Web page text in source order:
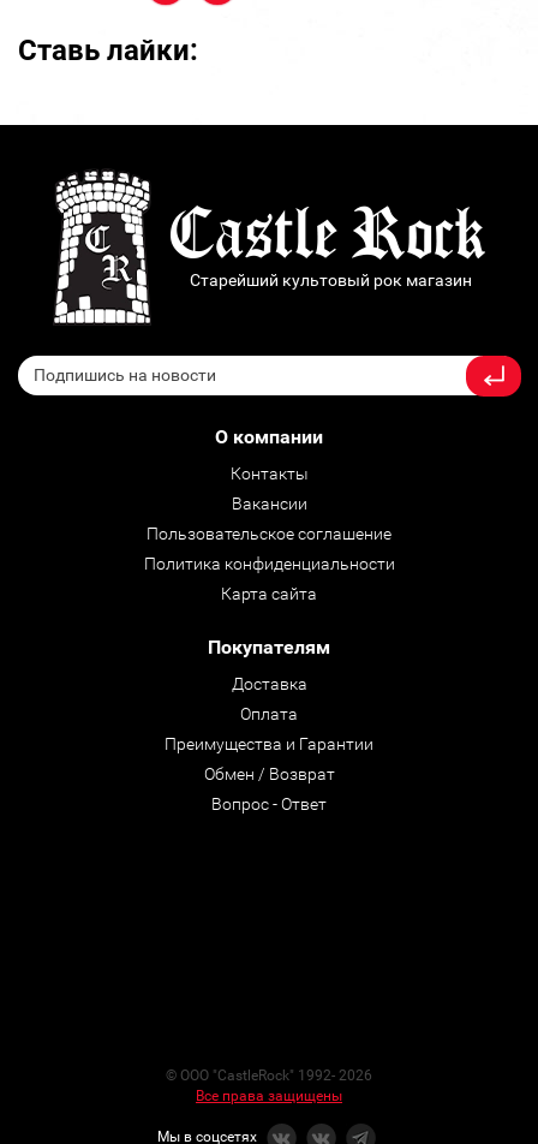
Ставь лайки:
Старейший культовый рок магазин
О компании
Контакты
Вакансии
Пользовательское соглашение
Политика конфиденциальности
Карта сайта
Покупателям
Доставка
Оплата
Преимущества и Гарантии
Обмен / Возврат
Вопрос - Ответ
© ООО "CastleRock" 1992- 2026
Все права защищены
Мы в соцсетях